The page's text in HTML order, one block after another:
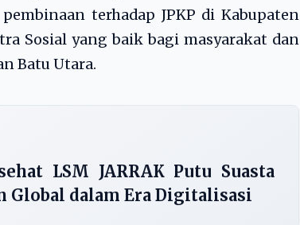
terhadap JPKP di Kabupaten
Sosial yang baik bagi masyarakat dan
Batu Utara.
LSM JARRAK Putu Suasta
Global dalam Era Digitalisasi